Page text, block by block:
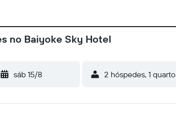
no Baiyoke Sky Hotel
sáb 15/8 2 hóspedes, 1 quarto